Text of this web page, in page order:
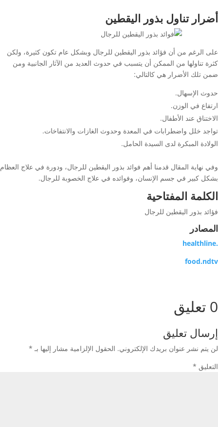
أضرار تناول بذور اليقطين
على الرغم من أن فؤائد بذور اليقطين للرجال وبشكل عام تكون كثيرة، ولكن
كثرة تناولها من الممكن أن يتسبب في حدوث العديد من الآثار الجانبية ومن
ضمن تلك الأضرار هي كالتالي:
حدوث الإسهال.
ارتفاع في الوزن.
الاختناق عند الأطفال.
تواجد خلل واضطرابات في المعدة وحدوث الغازات والانتفاخات.
الولادة المبكرة لدى السيدة الحامل.
وفي نهاية المقال قدمنا أهم فوائد بذور اليقطين للرجال، ودورة في علاج العظام
بشكل كبير في جسم الإنسان، وفوائده في علاج الخصوبة للرجال.
الكلمة المفتاحية
فؤائد بذور اليقطين للرجال
المصادر
.
healthline
food.ndtv
0 تعليق
إرسال تعليق
لن يتم نشر عنوان بريدك الإلكتروني. الحقول الإلزامية مشار إليها بـ *
التعليق *